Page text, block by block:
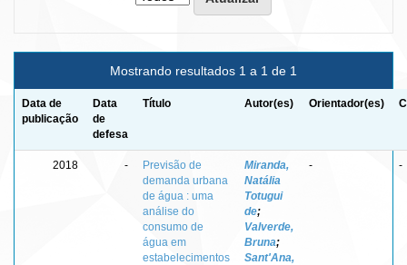
Mostrando resultados 1 a 1 de 1
Data de
publicação
Data
de
defesa
Título Autor(es) Orientador(es)
2018 -
Previsão de
demanda urbana
de água : uma
análise do
consumo de
água em
estabelecimentos
Miranda,
Natália
Totugui
de;
Valverde,
Bruna;
Sant'Ana,
- -